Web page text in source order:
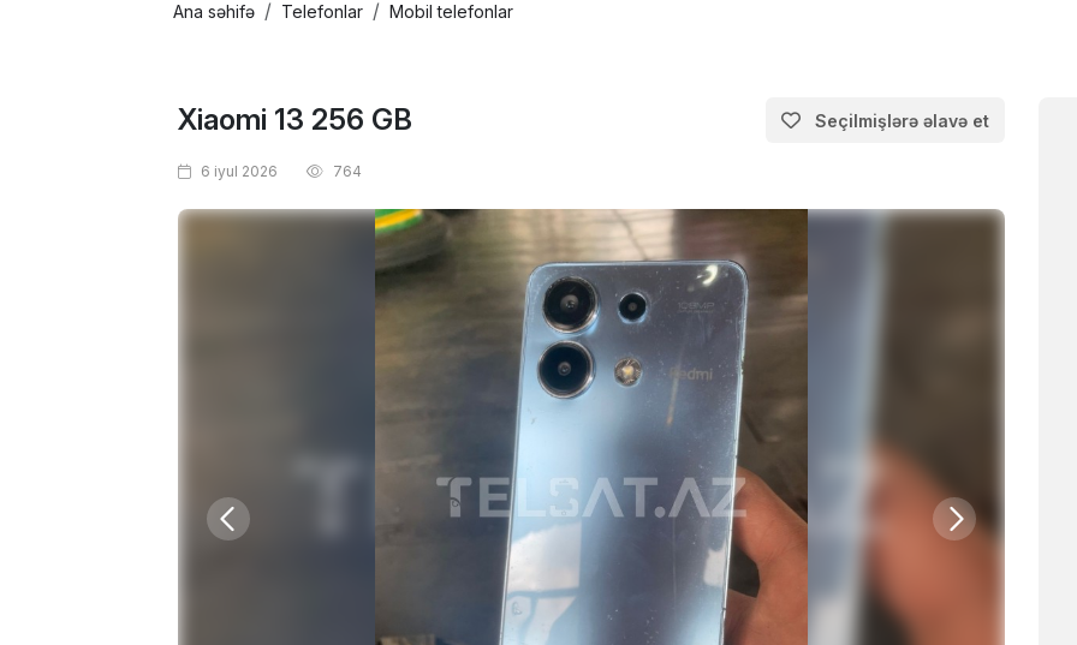
Ana səhifə Telefonlar Mobil telefonlar
Xiaomi 13 256 GB Seçilmişlərə əlavə et
6 iyul 2026 764